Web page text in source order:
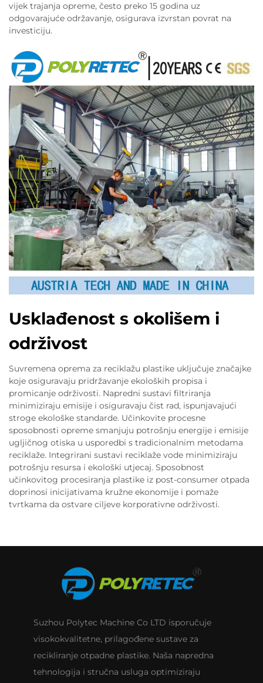
vijek trajanja opreme, često preko 15 godina uz
odgovarajuće održavanje, osigurava izvrstan povrat na
investiciju.
Usklađenost s okolišem i
održivost
Suvremena oprema za reciklažu plastike uključuje značajke
koje osiguravaju pridržavanje ekoloških propisa i
promicanje održivosti. Napredni sustavi filtriranja
minimiziraju emisije i osiguravaju čist rad, ispunjavajući
stroge ekološke standarde. Učinkovite procesne
sposobnosti opreme smanjuju potrošnju energije i emisije
ugljičnog otiska u usporedbi s tradicionalnim metodama
reciklaže. Integrirani sustavi reciklaže vode minimiziraju
potrošnju resursa i ekološki utjecaj. Sposobnost
učinkovitog procesiranja plastike iz post-consumer otpada
doprinosi inicijativama kružne ekonomije i pomaže
tvrtkama da ostvare ciljeve korporativne održivosti.
Suzhou Polytec Machine Co LTD isporučuje
visokokvalitetne, prilagođene sustave za
recikliranje otpadne plastike. Naša napredna
tehnologija i stručna usluga optimiziraju